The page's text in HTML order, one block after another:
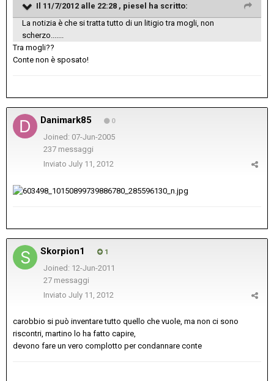
Il 11/7/2012 alle 22:28 , piesel ha scritto:
La notizia è che si tratta tutto di un litigio tra mogli, non
scherzo.......
Tra mogli??
Conte non è sposato!
Danimark85 0
Joined: 07-Jun-2005
237 messaggi
Inviato July 11, 2012
Skorpion1 1
Joined: 12-Jun-2011
27 messaggi
Inviato July 11, 2012
carobbio si può inventare tutto quello che vuole, ma non ci sono
riscontri, martino lo ha fatto capire,
devono fare un vero complotto per condannare conte